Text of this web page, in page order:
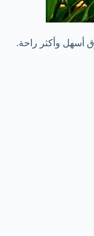
أسهل وأكثر راحة.